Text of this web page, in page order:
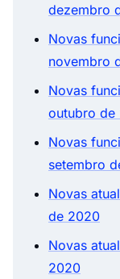
dezembro
Novas
novembro
Novas
outubro de
Novas
setembro
Novas
de 2020
Novas
2020